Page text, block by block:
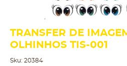
TRANSFER DE
OLHINHOS TIS-001
Sku: 20384